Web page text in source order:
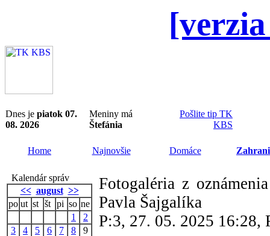
Dnes je piatok 07.
08. 2026
Meniny má
Štefánia
Pošlite tip TK
KBS
Home Najnovšie Domáce
Kalendár správ
<< august >>
po ut st št pi so ne
1
2
3
4 5 6 7 8
9
Fotogaléria z
Pavla Šajgalíka
P:3, 27. 05. 2025 16:28,